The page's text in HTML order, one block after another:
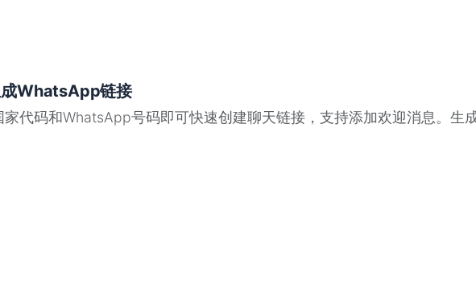
WhatsApp链接
代码和WhatsApp号码即可快速创建聊天链接，支持添加欢迎消息。生